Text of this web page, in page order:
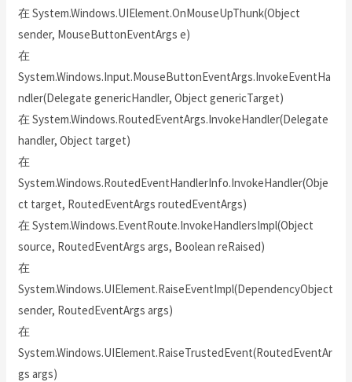
在 System.Windows.UIElement.OnMouseUpThunk(Object
sender, MouseButtonEventArgs e)
在
System.Windows.Input.MouseButtonEventArgs.InvokeEventHa
ndler(Delegate genericHandler, Object genericTarget)
在 System.Windows.RoutedEventArgs.InvokeHandler(Delegate
handler, Object target)
在
System.Windows.RoutedEventHandlerInfo.InvokeHandler(Obje
ct target, RoutedEventArgs routedEventArgs)
在 System.Windows.EventRoute.InvokeHandlersImpl(Object
source, RoutedEventArgs args, Boolean reRaised)
在
System.Windows.UIElement.RaiseEventImpl(DependencyObject
sender, RoutedEventArgs args)
在
System.Windows.UIElement.RaiseTrustedEvent(RoutedEventAr
gs args)